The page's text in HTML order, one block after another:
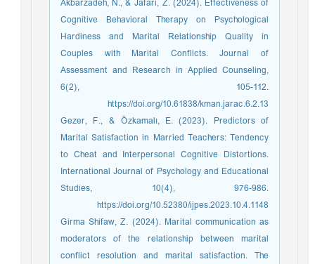
Akbarzadeh, N., & Jafari, Z. (2024). Effectiveness of
Cognitive Behavioral Therapy on Psychological
Hardiness and Marital Relationship Quality in
Couples with Marital Conflicts. Journal of
Assessment and Research in Applied Counseling,
6(2), 105-112.
https://doi.org/10.61838/kman.jarac.6.2.13
Gezer, F., & Özkamalı, E. (2023). Predictors of
Marital Satisfaction in Married Teachers: Tendency
to Cheat and Interpersonal Cognitive Distortions.
International Journal of Psychology and Educational
Studies, 10(4), 976-986.
https://doi.org/10.52380/ijpes.2023.10.4.1148
Girma Shifaw, Z. (2024). Marital communication as
moderators of the relationship between marital
conflict resolution and marital satisfaction. The